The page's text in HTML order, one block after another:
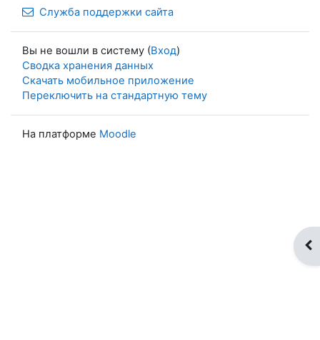
Служба поддержки сайта
Вы не вошли в систему (Вход)
Сводка хранения данных
Скачать мобильное приложение
Переключить на стандартную тему
На платформе Moodle